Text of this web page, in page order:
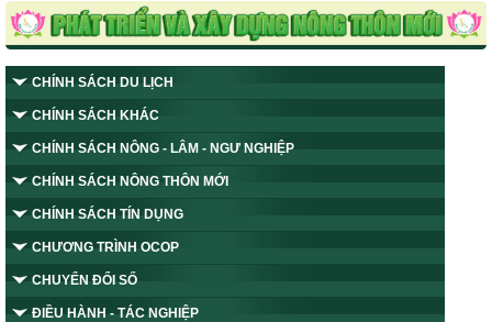
CHÍNH SÁCH DU LỊCH
CHÍNH SÁCH KHÁC
CHÍNH SÁCH NÔNG - LÂM - NGƯ NGHIỆP
CHÍNH SÁCH NÔNG THÔN MỚI
CHÍNH SÁCH TÍN DỤNG
CHƯƠNG TRÌNH OCOP
CHUYỂN ĐỔI SỐ
ĐIỀU HÀNH - TÁC NGHIỆP